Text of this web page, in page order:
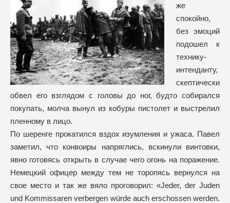
же
спокойно,
без эмоций
подошел к
технику-
интенданту,
скептически
обвел его взглядом с головы до ног, будто собирался
покупать, молча вынул из кобуры пистолет и выстрелил
пленному в лицо.
По шеренге прокатился вздох изумления и ужаса. Павел
заметил, что конвоиры напряглись, вскинули винтовки,
явно готовясь открыть в случае чего огонь на поражение.
Немецкий офицер между тем не торопясь вернулся на
свое место и так же вяло проговорил: «Jeder, der Juden
und Kommissaren verbergen würde auch erschossen werden.